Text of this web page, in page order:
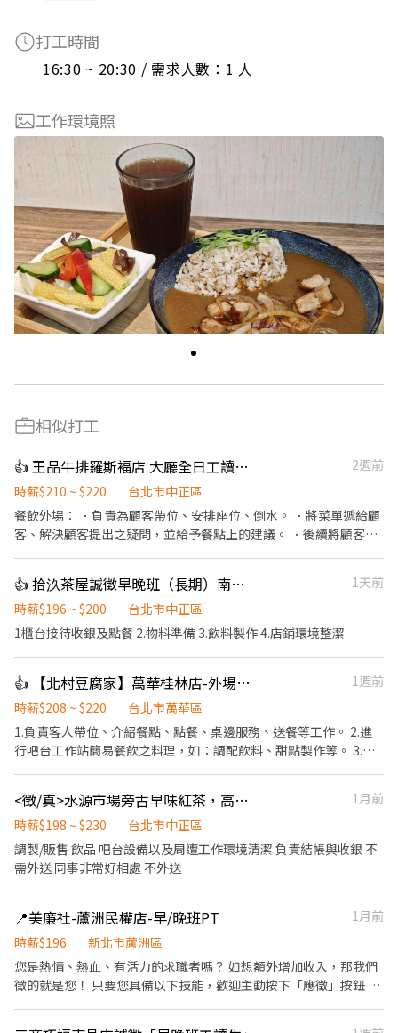
打工時間
16:30 ~ 20:30 / 需求人數：1 人
工作環境照
相似打工
👍 王品牛排羅斯褔店 大廳全日工讀（晚班工讀等，意者內洽）
2週前
時薪$210 ~ $220
台北市中正區
餐飲外場： ．負責為顧客帶位、安排座位、倒水。 ．將菜單遞給顧
客、解決顧客提出之疑問，並給予餐點上的建議。 ．後續將顧客點
👍 拾汣茶屋誠徵早晚班（長期）南陽/三重
1天前
時薪$196 ~ $200
台北市中正區
1櫃台接待收銀及點餐 2.物料準備 3.飲料製作 4.店鋪環境整潔
👍 【北村豆腐家】萬華桂林店-外場計時
1週前
時薪$208 ~ $220
台北市萬華區
1.負責客人帶位、介紹餐點、點餐、桌邊服務、送餐等工作。 2.進
行吧台工作站簡易餐飲之料理，如：調配飲料、甜點製作等。 3.於
<徵/真>水源市場旁古早味紅茶，高時薪
1月前
時薪$198 ~ $230
台北市中正區
調製/販售 飲品 吧台設備以及周遭工作環境清潔 負責結帳與收銀 不
需外送 同事非常好相處 不外送
📍美廉社-蘆洲民權店-早/晚班PT
1月前
時薪$196
新北市蘆洲區
您是熱情、熱血、有活力的求職者嗎？ 如想額外增加收入，那我們
徵的就是您！ 只要您具備以下技能，歡迎主動按下「應徵」按鈕 1.